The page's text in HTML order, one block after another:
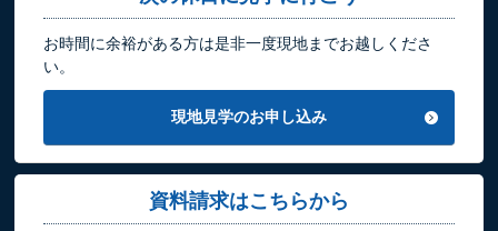
お時間に余裕がある方は是非一度現地までお越しくださ
い。
現地見学のお申し込み
資料請求はこちらから